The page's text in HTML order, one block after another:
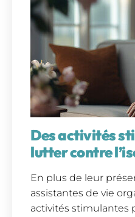
Des activités
lutter contre
En plus de leur
assistantes de vie
activités stimulantes